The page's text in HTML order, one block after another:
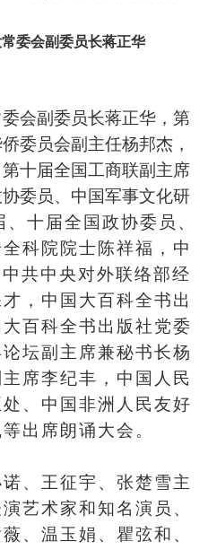
委会副委员长蒋正华
会副委员长蒋正华，第
委员会副主任杨邦杰，
十届全国工商联副主席
委员、中国军事文化研
、十届全国政协委员、
科院院士陈祥福， 中
中共中央对外联络部经
，中国大百科全书出
百科全书出版社党委
坛副主席兼秘书长杨
席李纪丰，中国人民
、 中国非洲人民友好
出席朗诵大会。
、王征宇、张楚雪主
艺术家和知名演员、
、温玉娟、瞿弦和、